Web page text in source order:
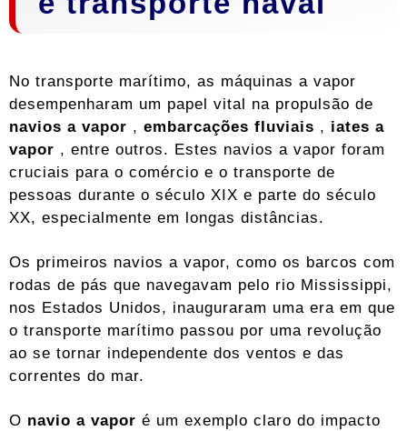
No transporte marítimo, as máquinas a vapor
desempenharam um papel vital na propulsão de
navios a vapor , embarcações fluviais , iates a
vapor , entre outros. Estes navios a vapor foram
cruciais para o comércio e o transporte de
pessoas durante o século XIX e parte do século
XX, especialmente em longas distâncias.
Os primeiros navios a vapor, como os barcos com
rodas de pás que navegavam pelo rio Mississippi,
nos Estados Unidos, inauguraram uma era em que
o transporte marítimo passou por uma revolução
ao se tornar independente dos ventos e das
correntes do mar.
O navio a vapor é um exemplo claro do impacto